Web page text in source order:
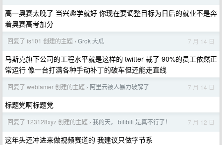
高一奥赛太晚了 当兴趣学就好 你现在要调整目标为日后的就业不是奔
着奥赛高考加分
回复了 is101 创建的主题 › Grok 大瓜 7 月 14 日
马斯克旗下公司的工程水平就是这样的 twitter 裁了 90%的员工依然正
常运行 像一台打满各种手动补丁的破车但还能走直线
回复了 webfamer 创建的主题 › 阿里云被人暴力破解了 7 月 14 日
标题党啊标题党
回复了 123128xyz 创建的主题 › 我的天， bilibili 是真不行了！ 7 月 12 日
这年头还冲进来做视频赛道的 我建议只做字节系